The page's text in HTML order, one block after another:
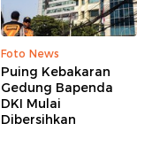
Foto News
Puing Kebakaran
Gedung Bapenda
DKI Mulai
Dibersihkan